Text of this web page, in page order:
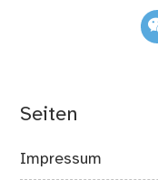
Seiten
Impressum